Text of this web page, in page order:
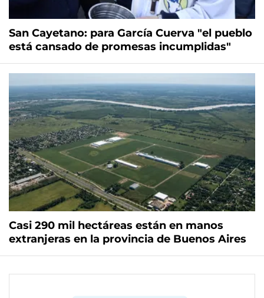
San Cayetano: para García Cuerva "el pueblo
está cansado de promesas incumplidas"
Casi 290 mil hectáreas están en manos
extranjeras en la provincia de Buenos Aires